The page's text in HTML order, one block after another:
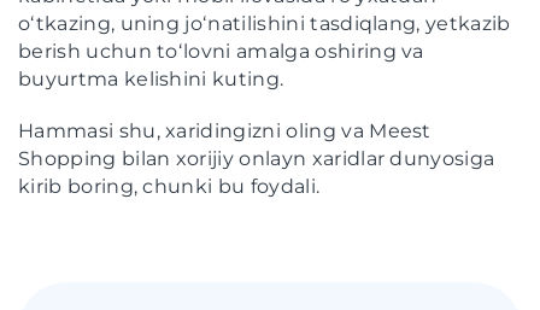
oʻtkazing, uning joʻnatilishini tasdiqlang, yetkazib
berish uchun toʻlovni amalga oshiring va
buyurtma kelishini kuting.
Hammasi shu, xaridingizni oling va Meest
Shopping bilan xorijiy onlayn xaridlar dunyosiga
kirib boring, chunki bu foydali.